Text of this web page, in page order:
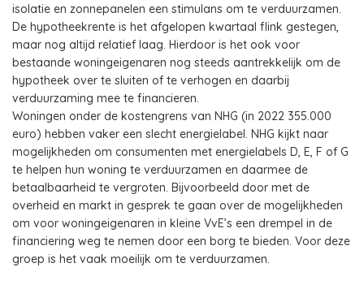
isolatie en zonnepanelen een stimulans om te verduurzamen.
De hypotheekrente is het afgelopen kwartaal flink gestegen,
maar nog altijd relatief laag. Hierdoor is het ook voor
bestaande woningeigenaren nog steeds aantrekkelijk om de
hypotheek over te sluiten of te verhogen en daarbij
verduurzaming mee te financieren.
Woningen onder de kostengrens van NHG (in 2022 355.000
euro) hebben vaker een slecht energielabel. NHG kijkt naar
mogelijkheden om consumenten met energielabels D, E, F of G
te helpen hun woning te verduurzamen en daarmee de
betaalbaarheid te vergroten. Bijvoorbeeld door met de
overheid en markt in gesprek te gaan over de mogelijkheden
om voor woningeigenaren in kleine VvE’s een drempel in de
financiering weg te nemen door een borg te bieden. Voor deze
groep is het vaak moeilijk om te verduurzamen.